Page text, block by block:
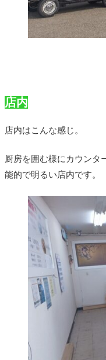
店内
店内はこんな感じ。
厨房を囲む様にカウンタ
能的で明るい店内です。